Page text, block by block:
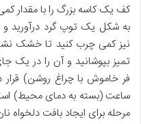
کف یک کاسه بزرگ را با مقدار
به شکل یک توپ گرد درآورید
نیز کمی چرب کنید تا خشک
تمیز بپوشانید و آن را در یک
ساعت (بسته به دمای محیط)
مرحله برای ایجاد بافت دلخواه